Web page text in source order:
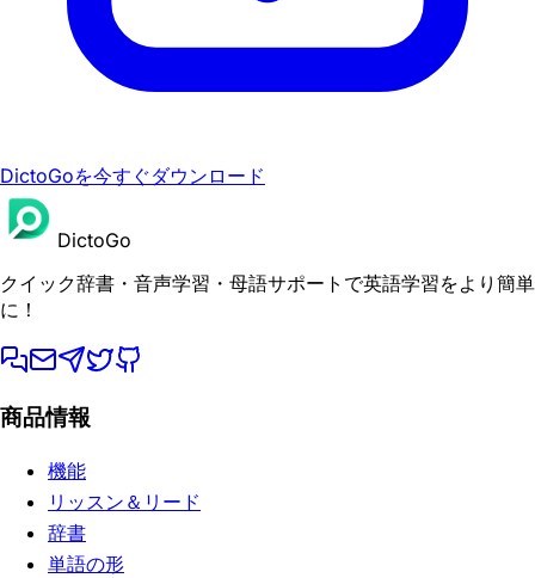
DictoGoを今すぐダウンロード
DictoGo
クイック辞書・音声学習・母語サポートで英語学習をより簡単
に！
商品情報
機能
リッスン＆リード
辞書
単語の形